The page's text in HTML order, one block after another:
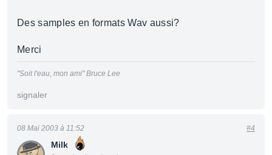
Des samples en formats Wav aussi?
Merci
"Soit l'eau, mon ami" Bruce Lee
signaler
Milk
08 Mai 2003 à 11:52 #4